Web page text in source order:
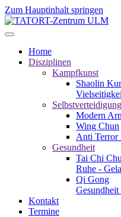
Zum Hauptinhalt springen
Home
Disziplinen
Kampfkunst
Shaolin
Selbstverteidigung
Modern
Wing Chun
Anti Terror
Gesundheit
Tai Chi
Ruhe -
Qi Gong
Kontakt
Termine